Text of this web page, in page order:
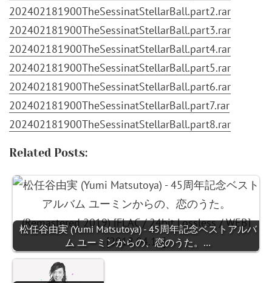
202402181900TheSessinatStellarBall.part2.rar
202402181900TheSessinatStellarBall.part3.rar
202402181900TheSessinatStellarBall.part4.rar
202402181900TheSessinatStellarBall.part5.rar
202402181900TheSessinatStellarBall.part6.rar
202402181900TheSessinatStellarBall.part7.rar
202402181900TheSessinatStellarBall.part8.rar
Related Posts:
松任谷由実 (Yumi Matsutoya) - 45周年記念ベストアルバ
ム ユーミンからの、恋のうた。…